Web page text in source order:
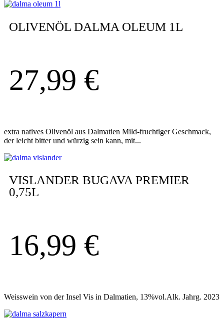
OLIVENÖL DALMA OLEUM 1L
27,99 €
extra natives Olivenöl aus Dalmatien Mild-fruchtiger Geschmack,
der leicht bitter und würzig sein kann, mit...
VISLANDER BUGAVA PREMIER
0,75L
16,99 €
Weisswein von der Insel Vis in Dalmatien, 13%vol.Alk. Jahrg. 2023